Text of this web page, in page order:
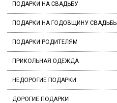
ПОДАРКИ НА СВАДЬБУ
ПОДАРКИ НА ГОДОВЩИНУ СВАДЬБЫ
ПОДАРКИ РОДИТЕЛЯМ
ПРИКОЛЬНАЯ ОДЕЖДА
НЕДОРОГИЕ ПОДАРКИ
ДОРОГИЕ ПОДАРКИ